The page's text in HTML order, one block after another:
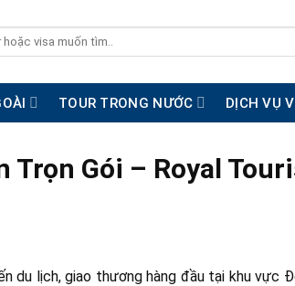
TOUR TRONG NƯỚC DỊCH VỤ
Trọn Gói – Royal
du lịch, giao thương hàng đầu tại khu vực